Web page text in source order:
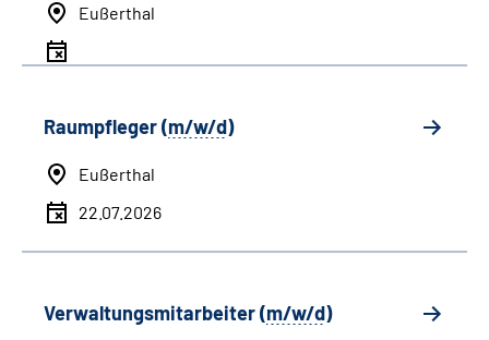
Eußerthal
Raumpfleger (m/w/d)
Eußerthal
22.07.2026
Verwaltungsmitarbeiter (m/w/d)